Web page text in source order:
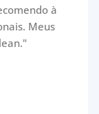
à
Meus